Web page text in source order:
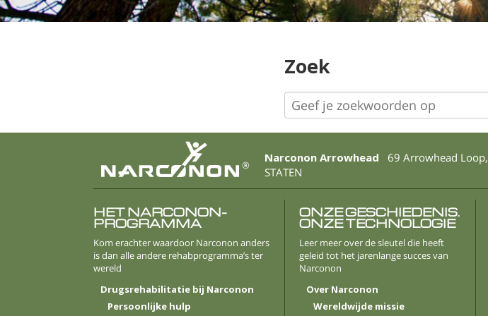
Zoek
®
Narconon Arrowhead 69 Arrowhead Loop,
STATEN
HET NARCONON-
PROGRAMMA
Kom erachter waardoor Narconon anders
is dan alle andere rehabprogramma’s ter
wereld
Drugsrehabilitatie bij Narconon
Persoonlijke hulp
ONZE GESCHIEDENIS.
ONZE TECHNOLOGIE
Leer meer over de sleutel die heeft
geleid tot het jarenlange succes van
Narconon
Over Narconon
Wereldwijde missie